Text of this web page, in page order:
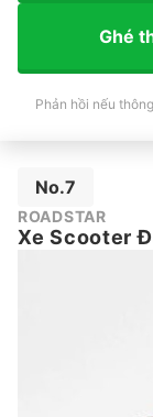
Ghé
Phản hồi nếu
No.7
ROADSTAR
Xe Scooter